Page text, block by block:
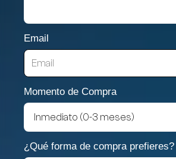
Email
Momento de Compra
¿Qué forma de compra prefieres?